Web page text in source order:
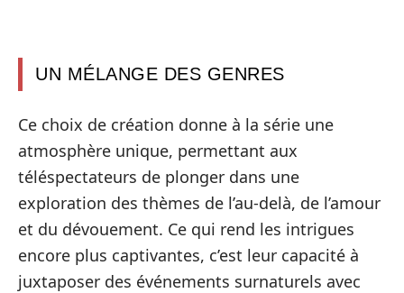
UN MÉLANGE DES GENRES
Ce choix de création donne à la série une
atmosphère unique, permettant aux
téléspectateurs de plonger dans une
exploration des thèmes de l’au-delà, de l’amour
et du dévouement. Ce qui rend les intrigues
encore plus captivantes, c’est leur capacité à
juxtaposer des événements surnaturels avec